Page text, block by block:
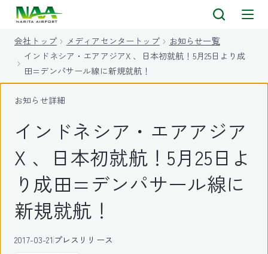
会社トップ メディアセンタートップ
お知らせ一覧
インドネシア・エアアジアX 、日本初就航！5月25日より成
田=デンパサール線に新規就航！
お知らせ詳細
インドネシア・エアアジア
X 、日本初就航！5月25日よ
り成田=デンパサール線に
新規就航！
2017-03-21プレスリリース